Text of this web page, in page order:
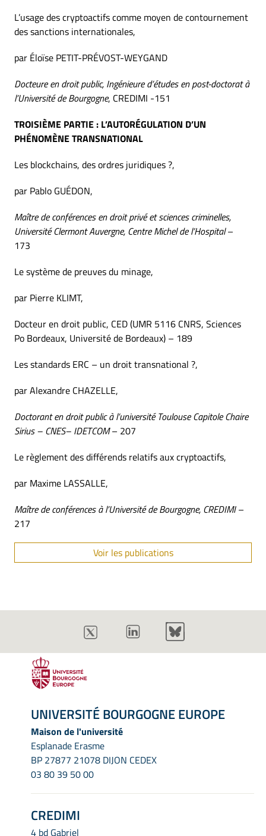
L’usage des cryptoactifs comme moyen de contournement
des sanctions internationales,
par Éloïse PETIT-PRÉVOST-WEYGAND
Docteure en droit public, Ingénieure d’études en post-doctorat à
l’Université de Bourgogne, CREDIMI -151
TROISIÈME PARTIE : L’AUTORÉGULATION D’UN
PHÉNOMÈNE TRANSNATIONAL
Les blockchains, des ordres juridiques ?,
par Pablo GUÉDON,
Maître de conférences en droit privé et sciences criminelles,
Université Clermont Auvergne, Centre Michel de l’Hospital–
173
Le système de preuves du minage,
par Pierre KLIMT,
Docteur en droit public, CED (UMR 5116 CNRS, Sciences
Po Bordeaux, Université de Bordeaux) – 189
Les standards ERC – un droit transnational ?,
par Alexandre CHAZELLE,
Doctorant en droit public à l’université Toulouse Capitole Chaire
Sirius – CNES– IDETCOM– 207
Le règlement des différends relatifs aux cryptoactifs,
par Maxime LASSALLE,
Maître de conférences à l’Université de Bourgogne, CREDIMI–
217
Voir les publications
UNIVERSITÉ BOURGOGNE EUROPE
Maison de l'université
Esplanade Erasme
BP 27877 21078 DIJON CEDEX
03 80 39 50 00
CREDIMI
4 bd Gabriel